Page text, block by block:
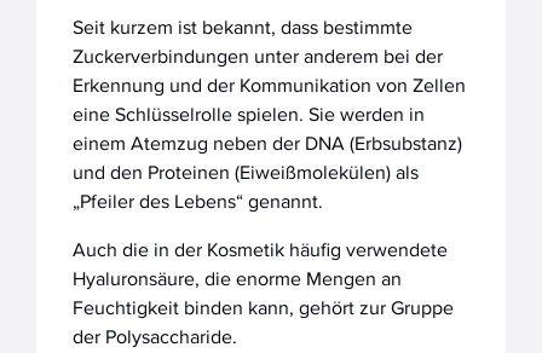
Seit kurzem ist bekannt, dass bestimmte
Zuckerverbindungen unter anderem bei der
Erkennung und der Kommunikation von Zellen
eine Schlüsselrolle spielen. Sie werden in
einem Atemzug neben der DNA (Erbsubstanz)
und den Proteinen (Eiweißmolekülen) als
„Pfeiler des Lebens“ genannt.
Auch die in der Kosmetik häufig verwendete
Hyaluronsäure, die enorme Mengen an
Feuchtigkeit binden kann, gehört zur Gruppe
der Polysaccharide.